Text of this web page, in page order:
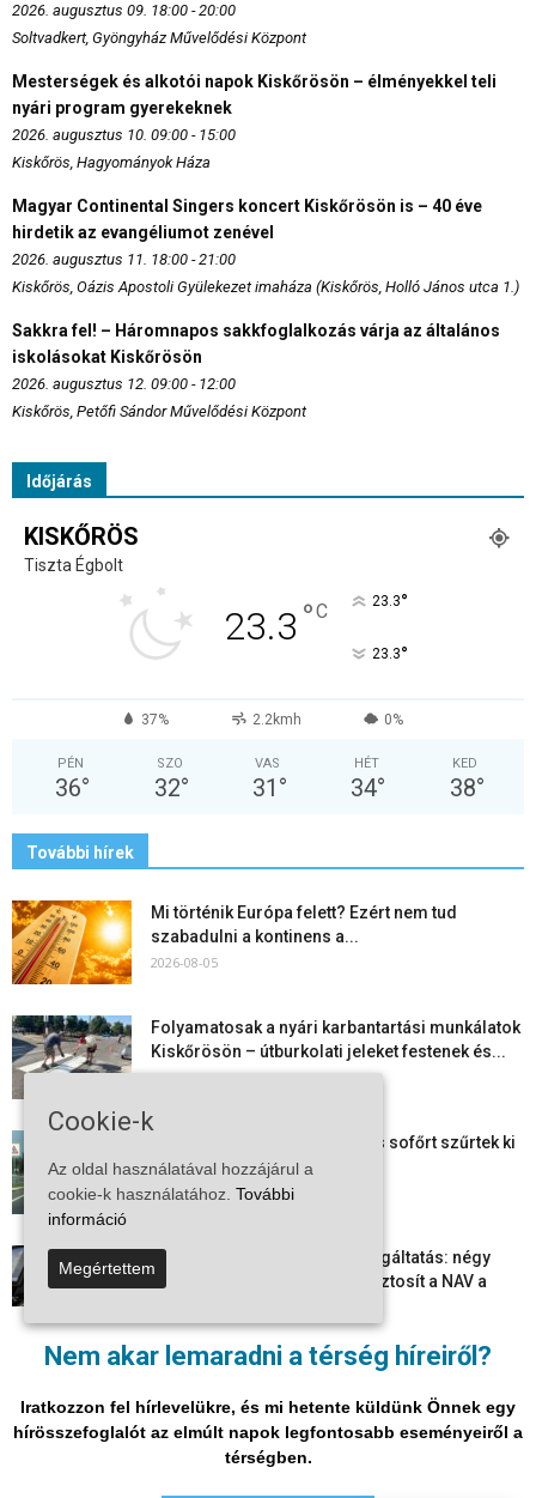
Nem akar lemaradni a térség híreiről?
Iratkozzon fel hírlevelükre, és mi hetente küldünk Önnek egy
hírösszefoglalót az elmúlt napok legfontosabb eseményeiről a
térségben.
2026. augusztus 09. 18:00 - 20:00
Soltvadkert, Gyöngyház Művelődési Központ
Mesterségek és alkotói napok Kiskőrösön – élményekkel teli
nyári program gyerekeknek
2026. augusztus 10. 09:00 - 15:00
Kiskőrös, Hagyományok Háza
Magyar Continental Singers koncert Kiskőrösön is – 40 éve
hirdetik az evangéliumot zenével
2026. augusztus 11. 18:00 - 21:00
Kiskőrös, Oázis Apostoli Gyülekezet imaháza (Kiskőrös, Holló János utca 1.)
Sakkra fel! – Háromnapos sakkfoglalkozás várja az általános
iskolásokat Kiskőrösön
2026. augusztus 12. 09:00 - 12:00
Kiskőrös, Petőfi Sándor Művelődési Központ
Időjárás
KISKŐRÖS
Tiszta Égbolt
23.3 °C 23.3°
23.3°
37% 2.2kmh 0%
PÉN
36°
SZO
32°
VAS
31 °
HÉT
34°
KED
38°
További hírek
Mi történik Európa felett? Ezért nem tud
szabadulni a kontinens a...
2026-08-05
Folyamatosak a nyári karbantartási munkálatok
Kiskőrösön – útburkolati jeleket festenek és...
Több száz gyorshajtót és ittas sofőrt szűrtek ki
Bács-Kiskun útjain –...
2026-08-04
Elektronikus nyugtaadat-szolgáltatás: négy
hónapos átállási időszakot biztosít a NAV a
2026-08-04
vannak a legfontosabb dátumok
2026-08-03
Cookie-k
Az oldal használatával hozzájárul a
cookie-k használatához. További
információ
Megértettem